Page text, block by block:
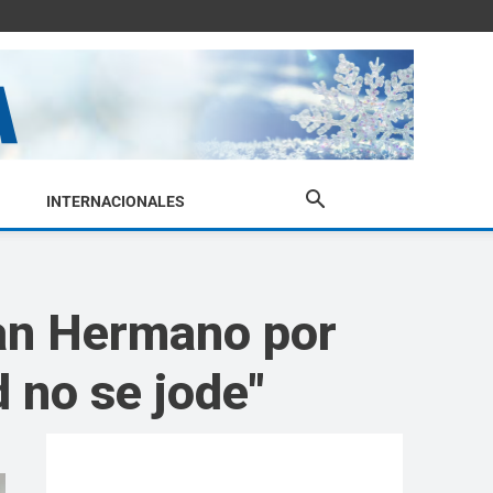
INTERNACIONALES
Hermano por
no se jode"